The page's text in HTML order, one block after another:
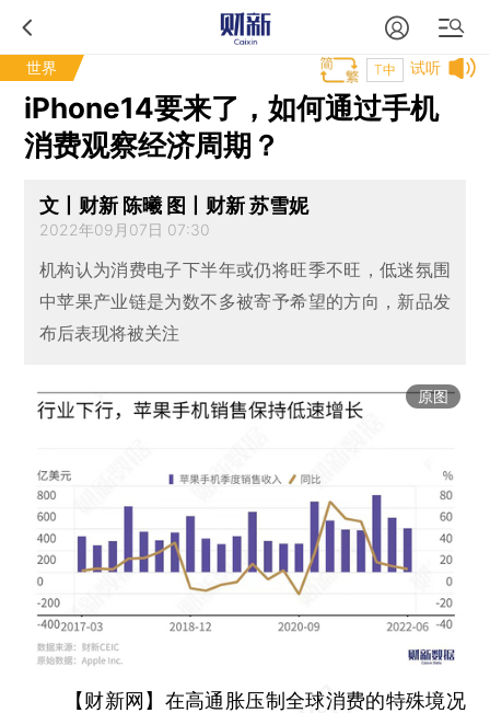
世界 试听
T中
iPhone14要来了，如何通过手机
消费观察经济周期？
文丨财新 陈曦 图丨财新 苏雪妮
2022年09月07日 07:30
机构认为消费电子下半年或仍将旺季不旺，低迷氛围
中苹果产业链是为数不多被寄予希望的方向，新品发
布后表现将被关注
原图
【财新网】 在高通胀压制全球消费的特殊境况